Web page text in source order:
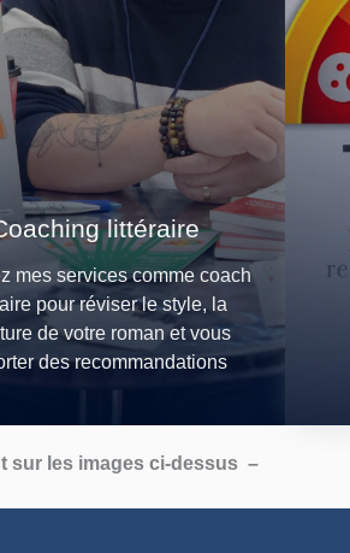
littéraire
mes services comme coach
pour réviser le style, la
de votre roman et vous
des recommandations
sur les images ci-dessus –